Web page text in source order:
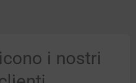
i nostri